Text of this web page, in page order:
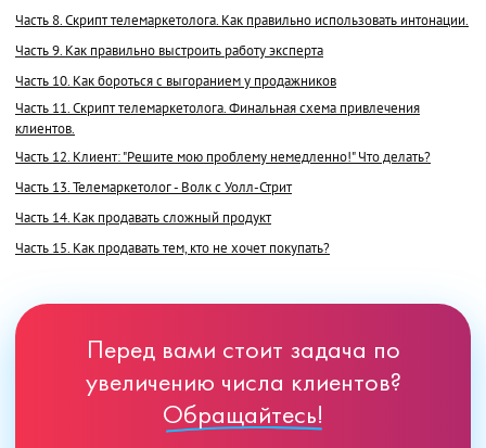
Часть 8. Скрипт телемаркетолога. Как правильно использовать интонации.
Часть 9. Как правильно выстроить работу эксперта
Часть 10. Как бороться с выгоранием у продажников
Часть 11. Скрипт телемаркетолога. Финальная схема привлечения
клиентов.
Часть 12. Клиент: "Решите мою проблему немедленно!" Что делать?
Часть 13. Телемаркетолог - Волк с Уолл-Стрит
Часть 14. Как продавать сложный продукт
Часть 15. Как продавать тем, кто не хочет покупать?
Перед вами стоит задача по
увеличению числа клиентов?
Обращайтесь!